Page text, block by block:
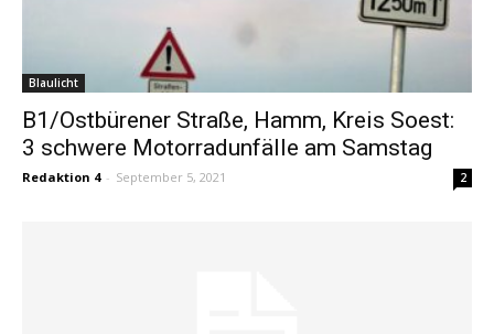
Blaulicht
B1/Ostbürener Straße, Hamm, Kreis Soest:
3 schwere Motorradunfälle am Samstag
Redaktion 4 - September 5, 2021 2